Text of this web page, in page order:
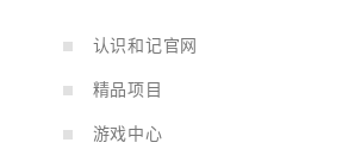
认识和记官网
精品项目
游戏中心